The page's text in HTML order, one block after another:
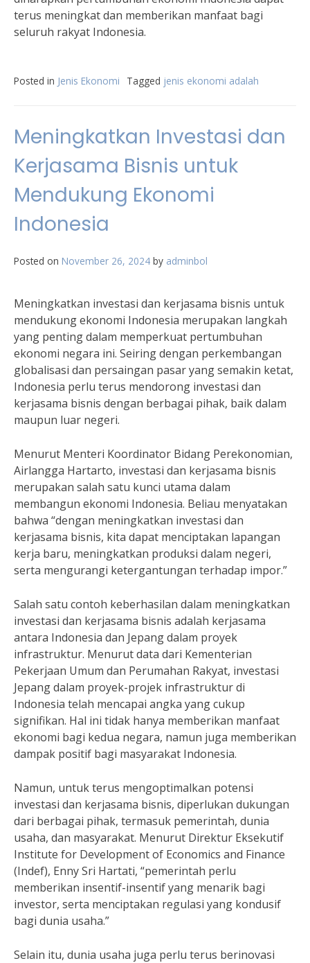
terus meningkat dan memberikan manfaat bagi
seluruh rakyat Indonesia.
Posted in Jenis Ekonomi Tagged jenis ekonomi adalah
Meningkatkan Investasi dan
Kerjasama Bisnis untuk
Mendukung Ekonomi
Indonesia
Posted on November 26, 2024 by adminbol
Meningkatkan investasi dan kerjasama bisnis untuk
mendukung ekonomi Indonesia merupakan langkah
yang penting dalam memperkuat pertumbuhan
ekonomi negara ini. Seiring dengan perkembangan
globalisasi dan persaingan pasar yang semakin ketat,
Indonesia perlu terus mendorong investasi dan
kerjasama bisnis dengan berbagai pihak, baik dalam
maupun luar negeri.
Menurut Menteri Koordinator Bidang Perekonomian,
Airlangga Hartarto, investasi dan kerjasama bisnis
merupakan salah satu kunci utama dalam
membangun ekonomi Indonesia. Beliau menyatakan
bahwa “dengan meningkatkan investasi dan
kerjasama bisnis, kita dapat menciptakan lapangan
kerja baru, meningkatkan produksi dalam negeri,
serta mengurangi ketergantungan terhadap impor.”
Salah satu contoh keberhasilan dalam meningkatkan
investasi dan kerjasama bisnis adalah kerjasama
antara Indonesia dan Jepang dalam proyek
infrastruktur. Menurut data dari Kementerian
Pekerjaan Umum dan Perumahan Rakyat, investasi
Jepang dalam proyek-projek infrastruktur di
Indonesia telah mencapai angka yang cukup
signifikan. Hal ini tidak hanya memberikan manfaat
ekonomi bagi kedua negara, namun juga memberikan
dampak positif bagi masyarakat Indonesia.
Namun, untuk terus mengoptimalkan potensi
investasi dan kerjasama bisnis, diperlukan dukungan
dari berbagai pihak, termasuk pemerintah, dunia
usaha, dan masyarakat. Menurut Direktur Eksekutif
Institute for Development of Economics and Finance
(Indef), Enny Sri Hartati, “pemerintah perlu
memberikan insentif-insentif yang menarik bagi
investor, serta menciptakan regulasi yang kondusif
bagi dunia usaha.”
Selain itu, dunia usaha juga perlu terus berinovasi